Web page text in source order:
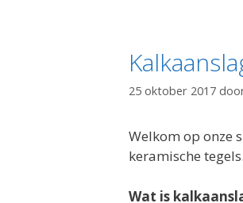
25 oktober 2017
Welkom op onze
keramische tegels.
Wat is